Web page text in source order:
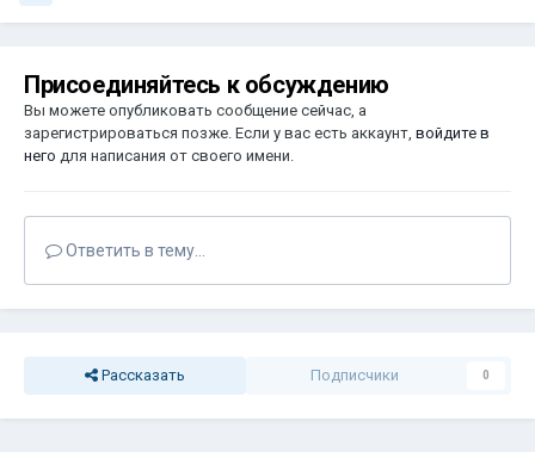
Присоединяйтесь к обсуждению
Вы можете опубликовать сообщение сейчас, а
зарегистрироваться позже. Если у вас есть аккаунт, войдите в
него для написания от своего имени.
Ответить в тему...
Рассказать Подписчики 0